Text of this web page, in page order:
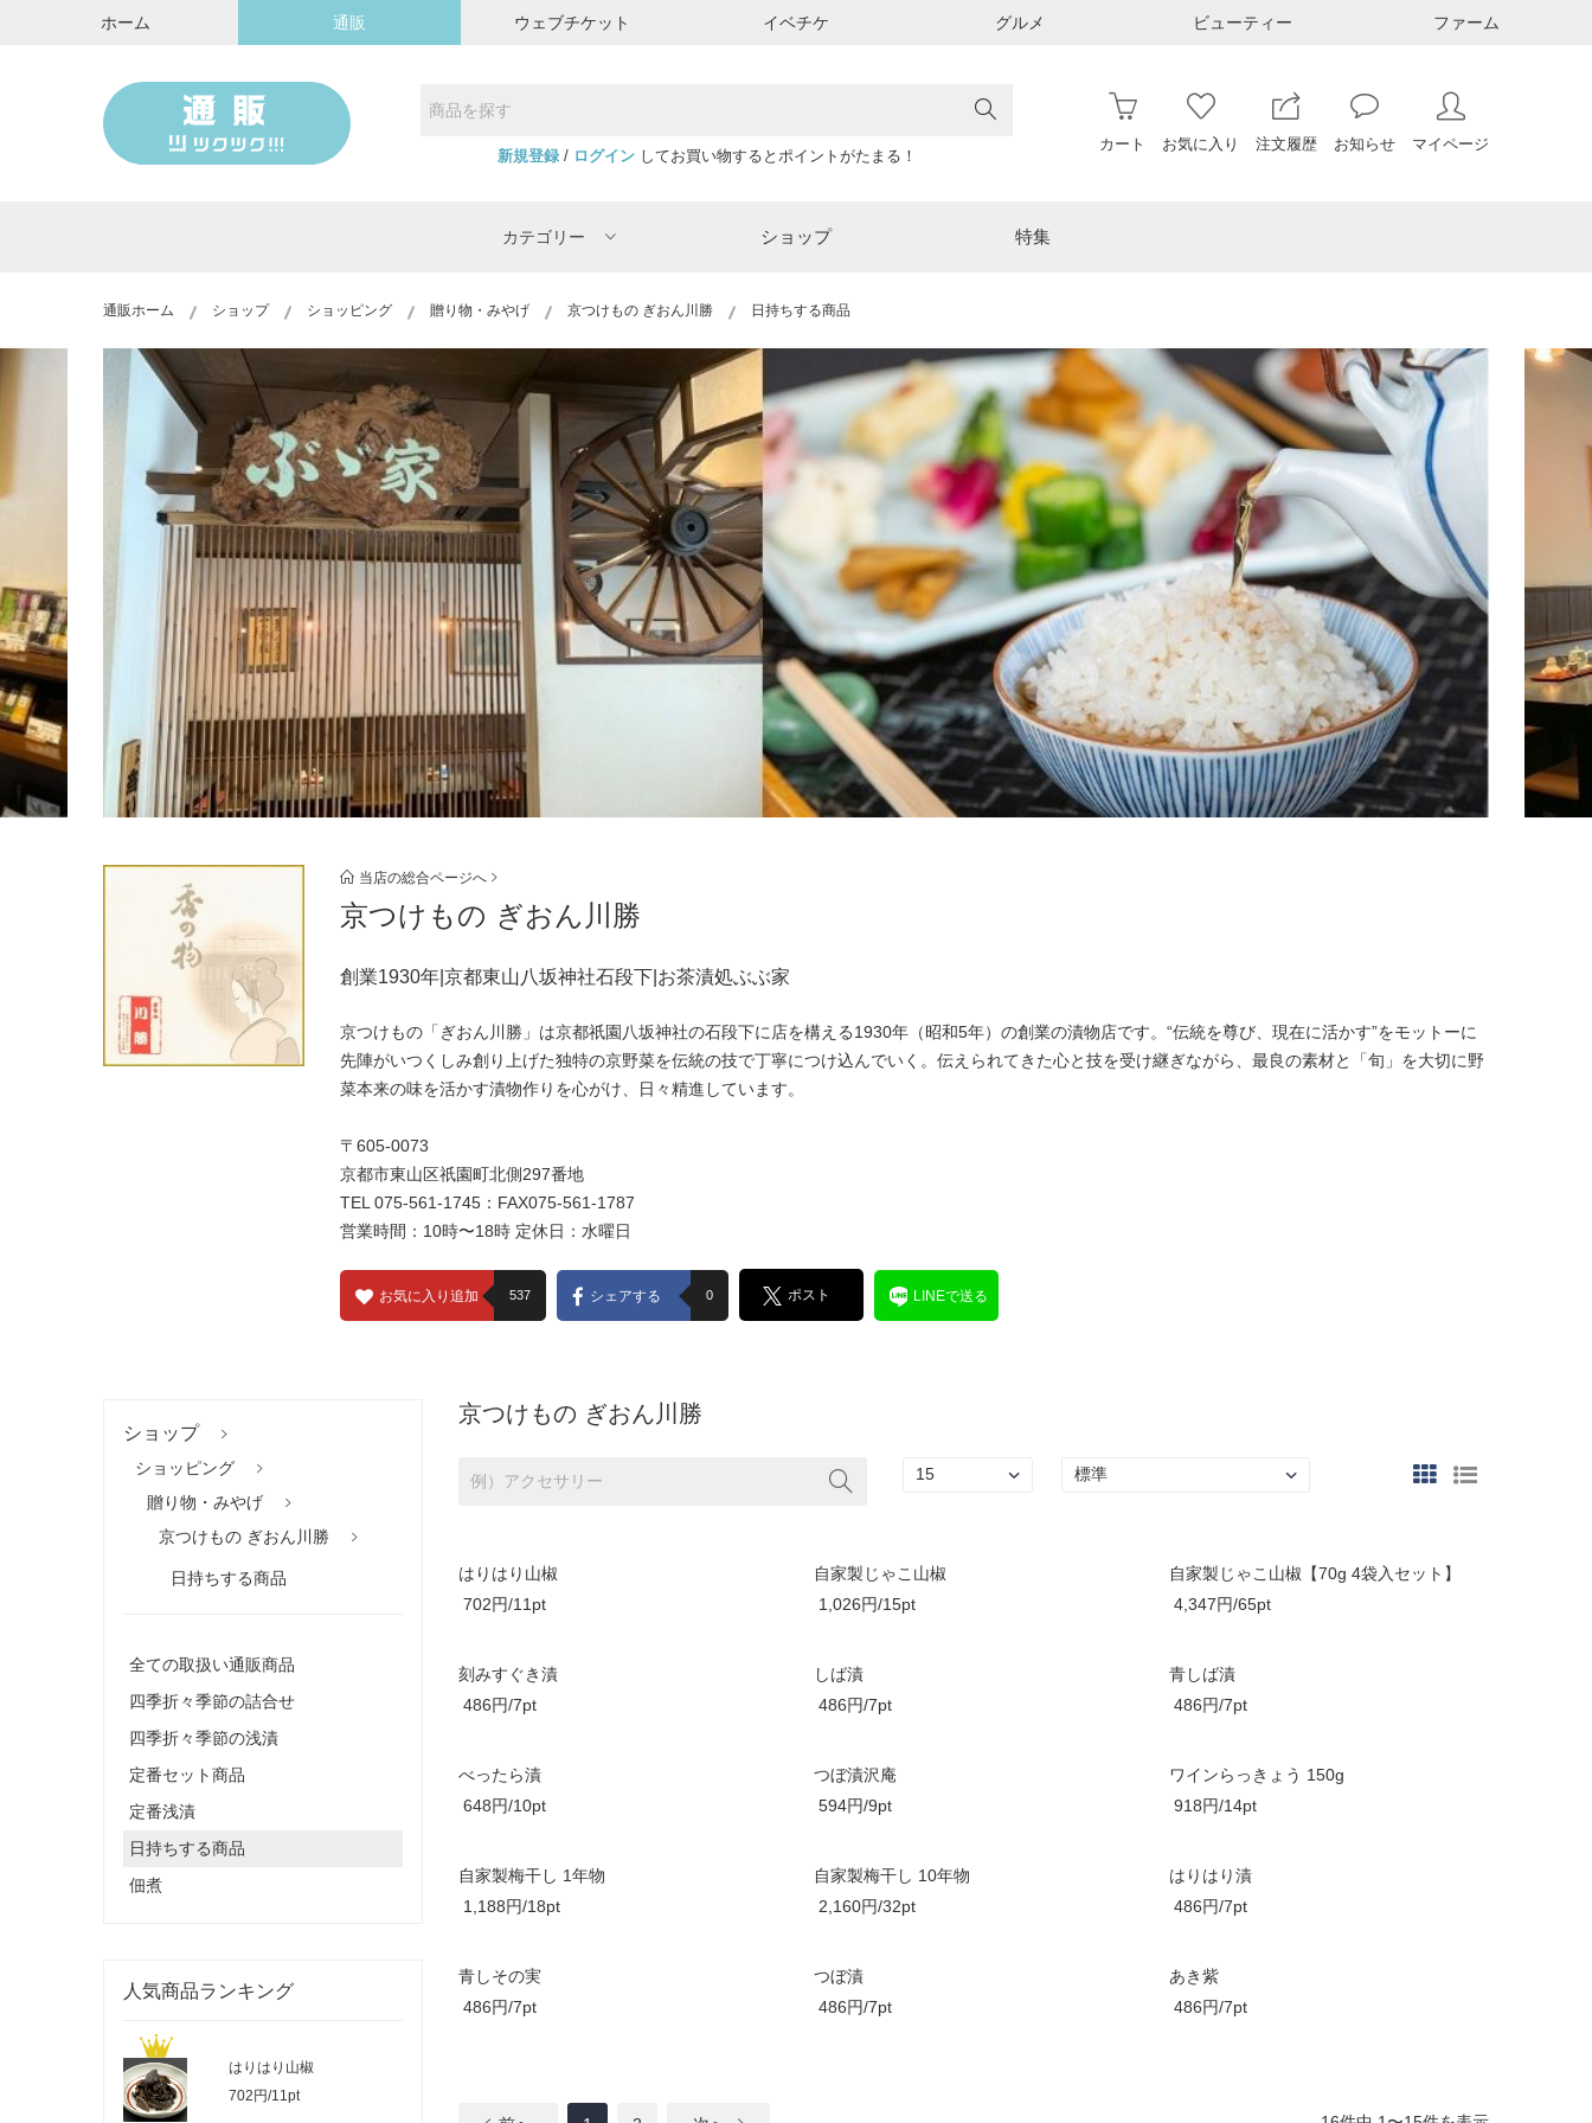
ホーム 通販 ウェブチケット イベチケ グルメ ビューティー ファーム
新規登録/ ログインしてお買い物するとポイントがたまる！
カート お気に入り 注文履歴 お知らせ マイページ
カテゴリー ショップ 特集
通販ホーム ショップ ショッピング 贈り物・みやげ 京つけもの ぎおん川勝 日持ちする商品
当店の総合ページへ
京つけもの ぎおん川勝
創業1930年|京都東山八坂神社石段下|お茶漬処ぶぶ家
京つけもの「ぎおん川勝」は京都祇園八坂神社の石段下に店を構える1930年（昭和5年）の創業の漬物店です。“伝統を尊び、現在に活かす”をモットーに
先陣がいつくしみ創り上げた独特の京野菜を伝統の技で丁寧につけ込んでいく。伝えられてきた心と技を受け継ぎながら、最良の素材と「旬」を大切に野
菜本来の味を活かす漬物作りを心がけ、日々精進しています。
〒605-0073
京都市東山区祇園町北側297番地
TEL 075-561-1745：FAX075-561-1787
営業時間：10時〜18時 定休日：水曜日
お気に入り追加 537 シェアする 0 ポスト LINEで送る
ショップ
ショッピング
贈り物・みやげ
京つけもの ぎおん川勝
日持ちする商品
全ての取扱い通販商品
四季折々季節の詰合せ
四季折々季節の浅漬
定番セット商品
定番浅漬
日持ちする商品
佃煮
人気商品ランキング
はりはり山椒
702円/11pt
京つけもの ぎおん川勝
はりはり山椒
702円/11pt
自家製じゃこ山椒
1,026円/15pt
自家製じゃこ山椒【70g 4袋入セット】
4,347円/65pt
刻みすぐき漬
486円/7pt
しば漬
486円/7pt
青しば漬
486円/7pt
べったら漬
648円/10pt
つぼ漬沢庵
594円/9pt
ワインらっきょう 150g
918円/14pt
自家製梅干し 1年物
1,188円/18pt
自家製梅干し 10年物
2,160円/32pt
はりはり漬
486円/7pt
青しその実
486円/7pt
つぼ漬
486円/7pt
あき紫
486円/7pt